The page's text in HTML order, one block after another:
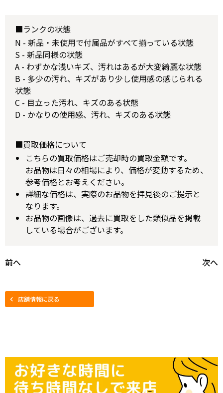
■ランクの状態
N - 新品・未使用で付属品がすべて揃っている状態
S - 新品同様の状態
A - わずかな浅いキズ、汚れはあるが大変綺麗な状態
B - 多少の汚れ、キズがあり少し使用感の感じられる
状態
C - 目立った汚れ、キズのある状態
D - かなりの使用感、汚れ、キズのある状態
■買取価格について
こちらの買取価格はご売却時の買取金額です。
お品物は日々の相場により、価格が変動するため、
参考価格とお考えください。
詳細な価格は、実際のお品物を拝見後のご提示と
なります。
お品物の画像は、過去に買取をした類似品を掲載
している場合がございます。
前へ 次へ
店舗情報に戻る